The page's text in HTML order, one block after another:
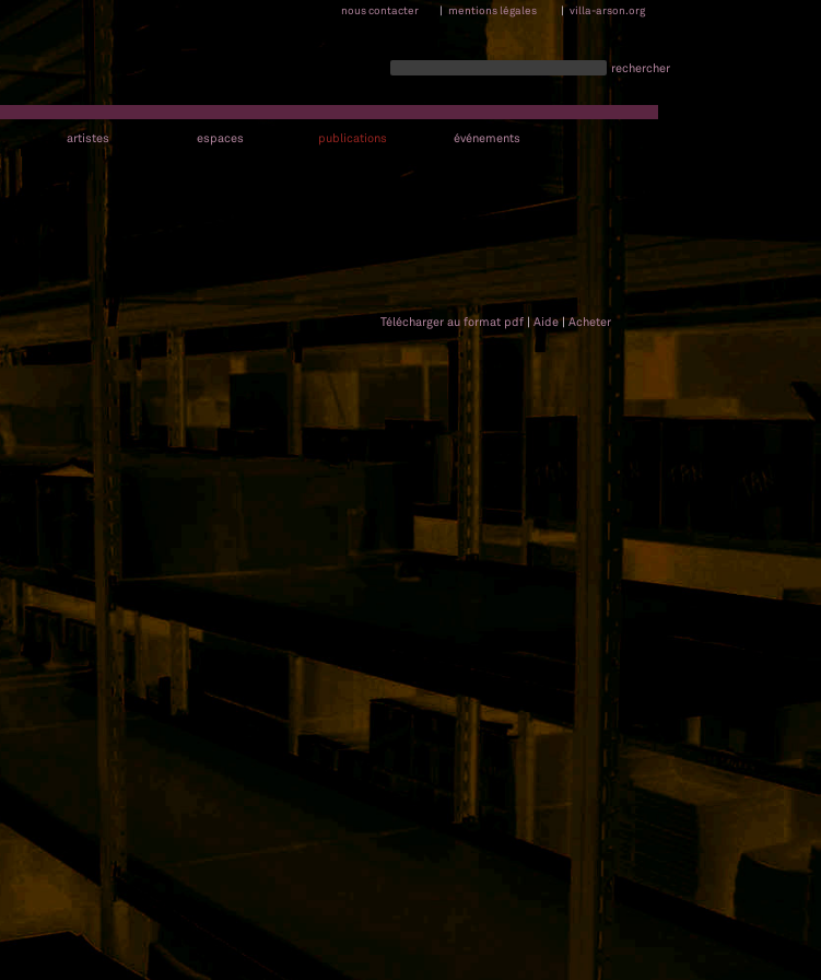
nous contacter | mentions légales | villa-arson.org
rechercher
artistes espaces publications événements
Télécharger au format pdf |Aide|Acheter